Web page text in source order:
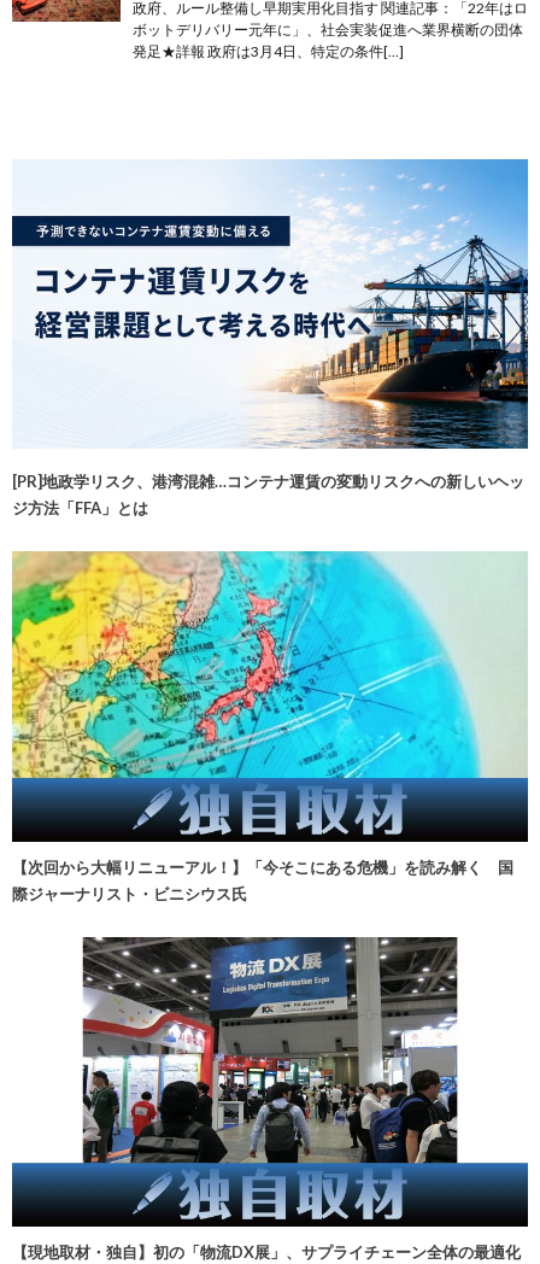
政府、ルール整備し早期実用化目指す 関連記事：「22年はロ
ボットデリバリー元年に」、社会実装促進へ業界横断の団体
発足★詳報 政府は3月4日、特定の条件[…]
[PR]地政学リスク、港湾混雑…コンテナ運賃の変動リスクへの新しいヘッ
ジ方法「FFA」とは
【次回から大幅リニューアル！】「今そこにある危機」を読み解く 国
際ジャーナリスト・ビニシウス氏
【現地取材・独自】初の「物流DX展」、サプライチェーン全体の最適化